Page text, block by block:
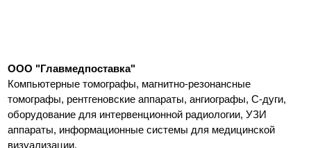
ООО "Главмедпоставка"
Компьютерные томографы, магнитно-резонансные
томографы, рентгеновские аппараты, ангиографы, С-дуги,
оборудование для интервенционной радиологии, УЗИ
аппараты, информационные системы для медицинской
визуализации.